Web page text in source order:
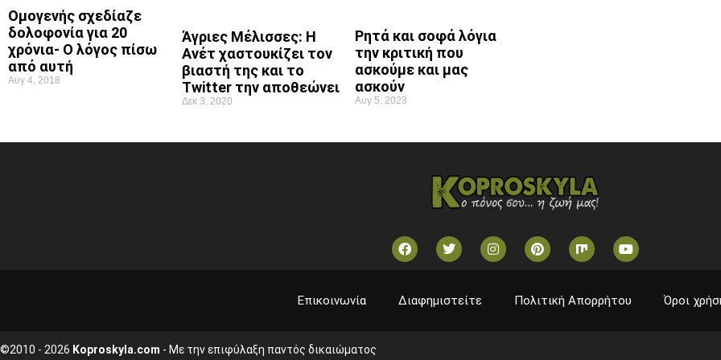
Ομογενής σχεδίαζε
δολοφονία για 20
χρόνια- Ο λόγος πίσω
από αυτή
Αυγ 4, 2018
Άγριες Μέλισσες: Η
Ανέτ χαστουκίζει τον
βιαστή της και το
Twitter την αποθεώνει
Δεκ 3, 2020
Ρητά και σοφά λόγια
την κριτική που
ασκούμε και μας
ασκούν
Αυγ 5, 2023
Επικοινωνία Διαφημιστείτε Πολιτική Απορρήτου Όροι
©2010 - 2026 Koproskyla.com - Με την επιφύλαξη παντός δικαιώματος